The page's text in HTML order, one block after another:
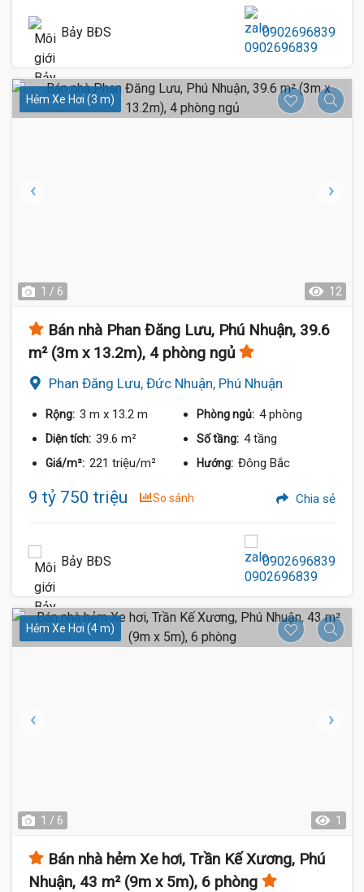
Bảy BĐS 0902696839
Hẻm Xe Hơi (3 m)
1 / 6 12
Bán nhà Phan Đăng Lưu, Phú Nhuận, 39.6
m² (3m x 13.2m), 4 phòng ngủ
Phan Đăng Lưu, Đức Nhuận, Phú Nhuận
Rộng: 3 m x 13.2 m Phòng ngủ: 4 phòng
Diện tích: 39.6 m² Số tầng: 4 tầng
Giá/m²: 221 triệu/m² Hướng: Đông Bắc
9 tỷ 750 triệu So sánh Chia sẻ
Bảy BĐS 0902696839
Hẻm Xe Hơi (4 m)
1 / 6 1
Bán nhà hẻm Xe hơi, Trần Kế Xương, Phú
Nhuận, 43 m² (9m x 5m), 6 phòng